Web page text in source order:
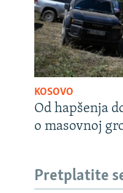
KOSOVO
Od hapšenja
o masovnoj
Pretplatite